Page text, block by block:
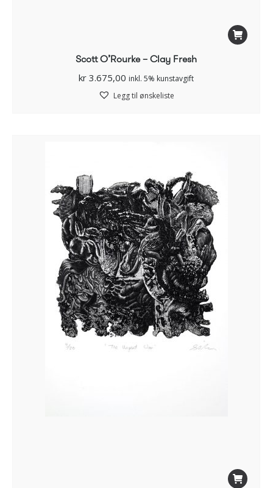
Scott O’Rourke – Clay Fresh
kr 3.675,00 inkl. 5% kunstavgift
Legg til ønskeliste